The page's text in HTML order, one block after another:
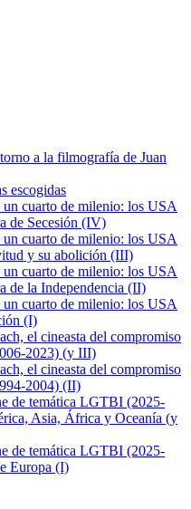
a la filmografía de Juan
escogidas
un cuarto de milenio: los USA
de Secesión (IV)
un cuarto de milenio: los USA
y su abolición (III)
un cuarto de milenio: los USA
de la Independencia (II)
un cuarto de milenio: los USA
(I)
el cineasta del compromiso
2023) (y III)
el cineasta del compromiso
2004) (II)
de temática LGTBI (2025-
Asia, África y Oceanía (y
de temática LGTBI (2025-
Europa (I)